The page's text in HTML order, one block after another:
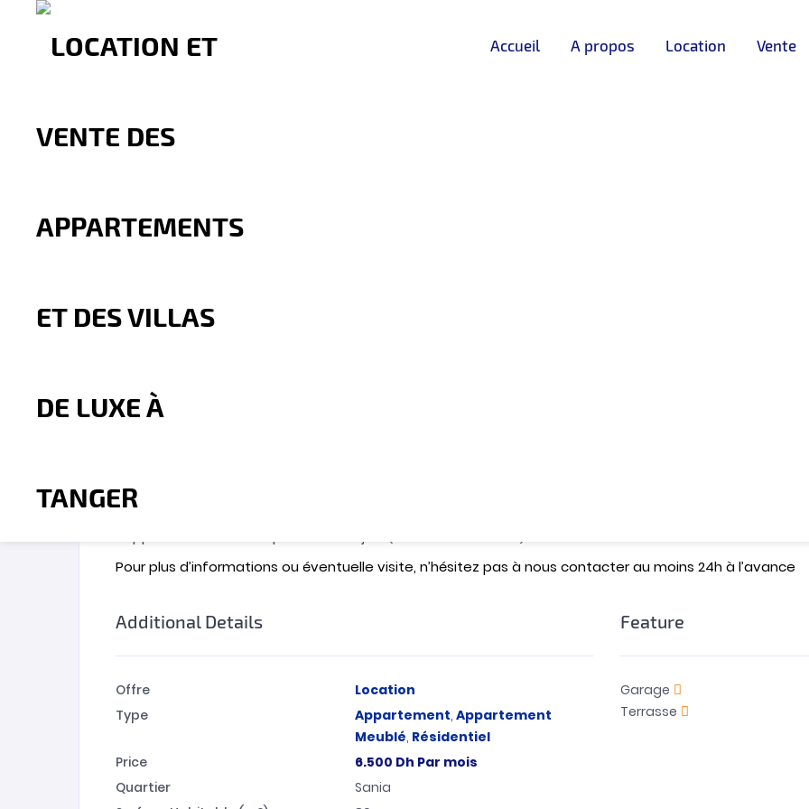
Accueil A propos Location Vente
Appartement Meublée A Louer – Malabata – Tanger
et aménagée avec rangements avec buanderie, garage .
Proche de toutes commodités (Gare TGV à 5 minutes en voiture , Mall City center , plage et la
Conditions de location : 1 mois de caution +1 le mois en cours+ 1 mois comme honoraires d’agence
Pour plus d’informations ou éventuelle visite, n’hésitez pas à nous contacter au moins 24h à l’avance
Additional Details
Offre
Location
Type
Appartement, Appartement
Meublé, Résidentiel
Price
6.500 Dh Par mois
Quartier
Sania
Feature
Garage
Terrasse